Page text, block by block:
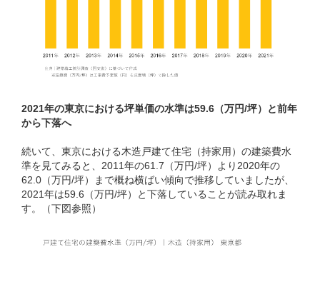
2021年の東京における坪単価の水準は59.6（万円/坪）と前年
から下落へ
続いて、東京における木造戸建て住宅（持家用）の建築費水
準を見てみると、2011年の61.7（万円/坪）より2020年の
62.0（万円/坪）まで概ね横ばい傾向で推移していましたが、
2021年は59.6（万円/坪）と下落していることが読み取れま
す。（下図参照）